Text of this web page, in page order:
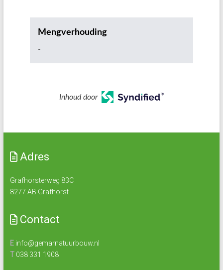
Mengverhouding
-
Inhoud door
Adres
Grafhorsterweg 83C
8277 AB Grafhorst
Contact
E info@gemarnatuurbouw.nl
T 038 331 1908